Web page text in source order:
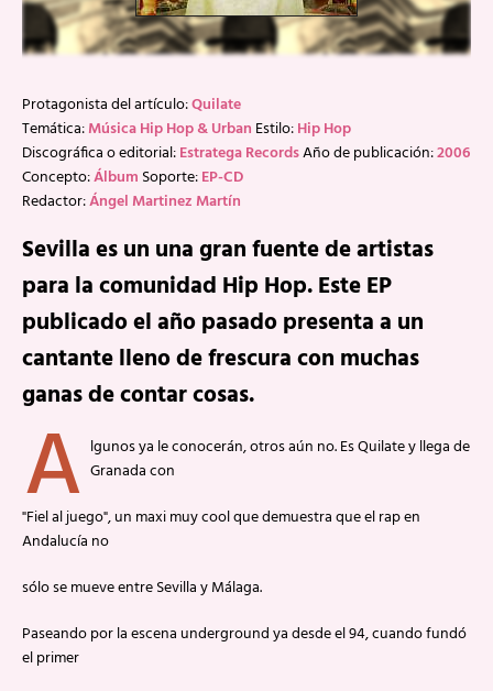
Protagonista del artículo:Quilate
Temática:Música Hip Hop & Urban Estilo:Hip Hop
Discográfica o editorial:Estratega RecordsAño de publicación:2006
Concepto:Álbum Soporte:EP-CD
Redactor:Ángel Martinez Martín
Sevilla es un una gran fuente de artistas
para la comunidad Hip Hop. Este EP
publicado el año pasado presenta a un
cantante lleno de frescura con muchas
ganas de contar cosas.
A lgunos ya le conocerán, otros aún no. Es Quilate y llega de
Granada con
"Fiel al juego", un maxi muy cool que demuestra que el rap en
Andalucía no
sólo se mueve entre Sevilla y Málaga.
Paseando por la escena underground ya desde el 94, cuando fundó
el primer